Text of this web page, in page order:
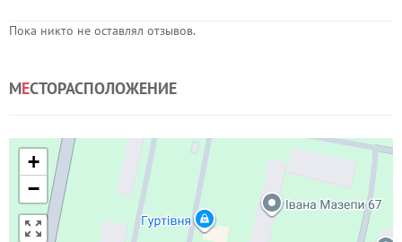
Пока никто не оставлял отзывов.
МЕСТОРАСПОЛОЖЕНИЕ
+
−